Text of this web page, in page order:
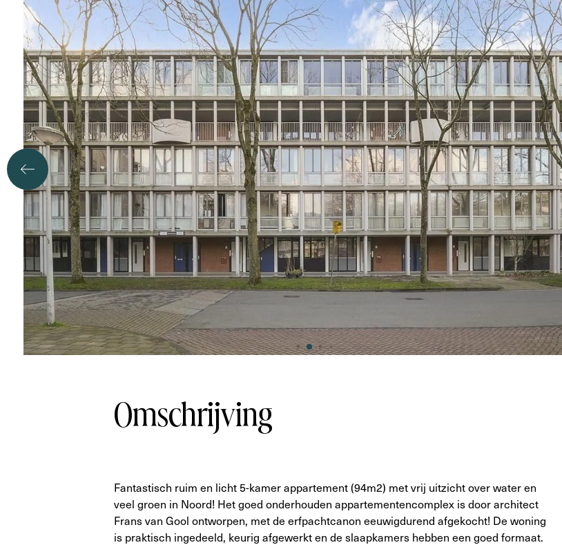
Omschrijving
Fantastisch ruim en licht 5-kamer appartement (94m2) met vrij uitzicht over water en
veel groen in Noord! Het goed onderhouden appartementencomplex is door architect
Frans van Gool ontworpen, met de erfpachtcanon eeuwigdurend afgekocht! De woning
is praktisch ingedeeld, keurig afgewerkt en de slaapkamers hebben een goed formaat.
Zoekopdracht